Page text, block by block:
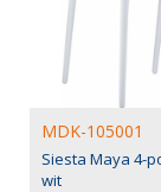
MDK-105001
Siesta Maya 4-
wit